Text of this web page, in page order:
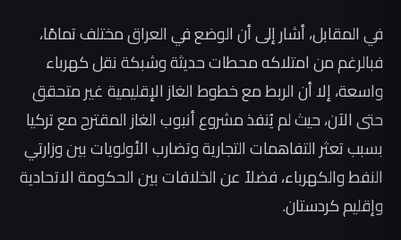
في المقابل، أشار إلى أن الوضع في العراق مختلف تمامًا،
فبالرغم من امتلاكه محطات حديثة وشبكة نقل كهرباء
واسعة، إلا أن الربط مع خطوط الغاز الإقليمية غير متحقق
حتى الآن، حيث لم يُنفذ مشروع أنبوب الغاز المقترح مع تركيا
بسبب تعثر التفاهمات التجارية وتضارب الأولويات بين وزارتي
النفط والكهرباء، فضلاً عن الخلافات بين الحكومة الاتحادية
وإقليم كردستان.